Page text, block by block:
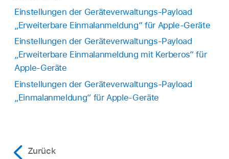
Einstellungen der Geräteverwaltungs-Payload
„Erweiterbare Einmalanmeldung“ für Apple-Geräte
Einstellungen der Geräteverwaltungs-Payload
„Erweiterbare Einmalanmeldung mit Kerberos“ für
Apple-Geräte
Einstellungen der Geräteverwaltungs-Payload
„Einmalanmeldung“ für Apple-Geräte
Zurück